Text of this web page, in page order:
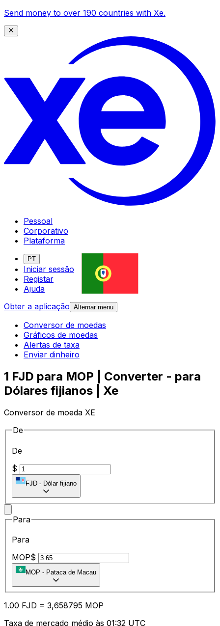
Send money to over 190 countries with Xe.
Pessoal
Corporativo
Plataforma
PT
Iniciar sessão
Registar
Ajuda
Obter a aplicação Alternar menu
Conversor de moedas
Gráficos de moedas
Alertas de taxa
Enviar dinheiro
1 FJD para MOP | Converter - para
Dólares fijianos | Xe
Conversor de moeda XE
De
De
$
FJD - Dólar fijiano
Para
Para
MOP$
MOP - Pataca de Macau
1.00 FJD = 3,658795 MOP
Taxa de mercado médio às 01:32 UTC